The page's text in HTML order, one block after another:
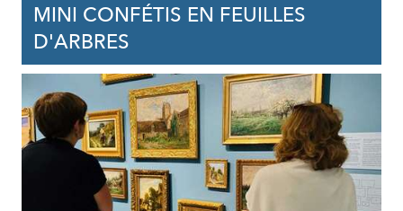
MINI CONFÉTIS EN FEUILLES
D'ARBRES